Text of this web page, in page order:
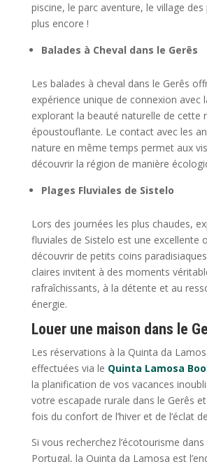
piscine, le parc aventure, le village
plus encore !
Balades à Cheval dans le Gerês
Les balades à cheval dans le Gerês
expérience unique de connexion avec
explorant la beauté naturelle de cette
époustouflante. Le contact avec les
nature en même temps permet aux
découvrir la région de manière
Plages Fluviales de Sistelo
Lors des journées les plus chaudes,
fluviales de Sistelo est une excellente
découvrir de petits coins
claires invitent à des moments
rafraîchissants, à la détente et au
énergie.
Louer une maison dans le
Les réservations à la Quinta da
effectuées via le Quinta Lamosa
la planification de vos vacances
votre escapade rurale dans le Gerês
fois du confort de l’hiver et de l’éclat
Si vous recherchez l’écotourisme
Portugal, la Quinta da Lamosa est